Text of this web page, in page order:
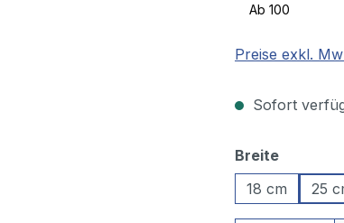
Ab 100
Preise exkl.
Sofort
Breite
18 cm
25